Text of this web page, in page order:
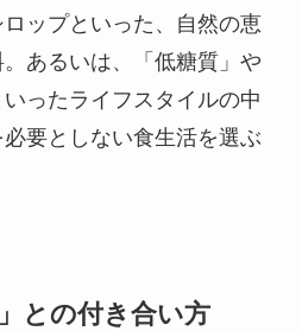
ップといった、自然の恵
あるいは、「低糖質」や
いったライフスタイルの中
要としない食生活を選ぶ
との付き合い方